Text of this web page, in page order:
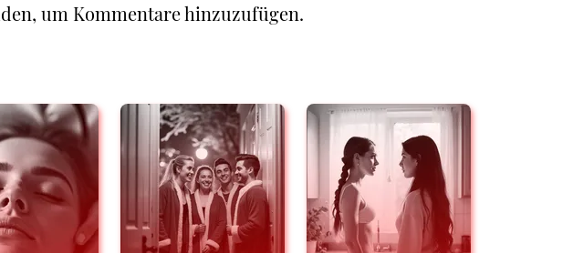
um Kommentare hinzuzufügen.